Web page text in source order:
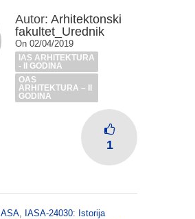
Autor: Arhitektonski
fakultet_Urednik
On 02/04/2019
IAS ARHITEKTURA
- II GODINA
OAS
ARHITEKTURA – II
GODINA
1
IASA, IASA-24030: Istorija